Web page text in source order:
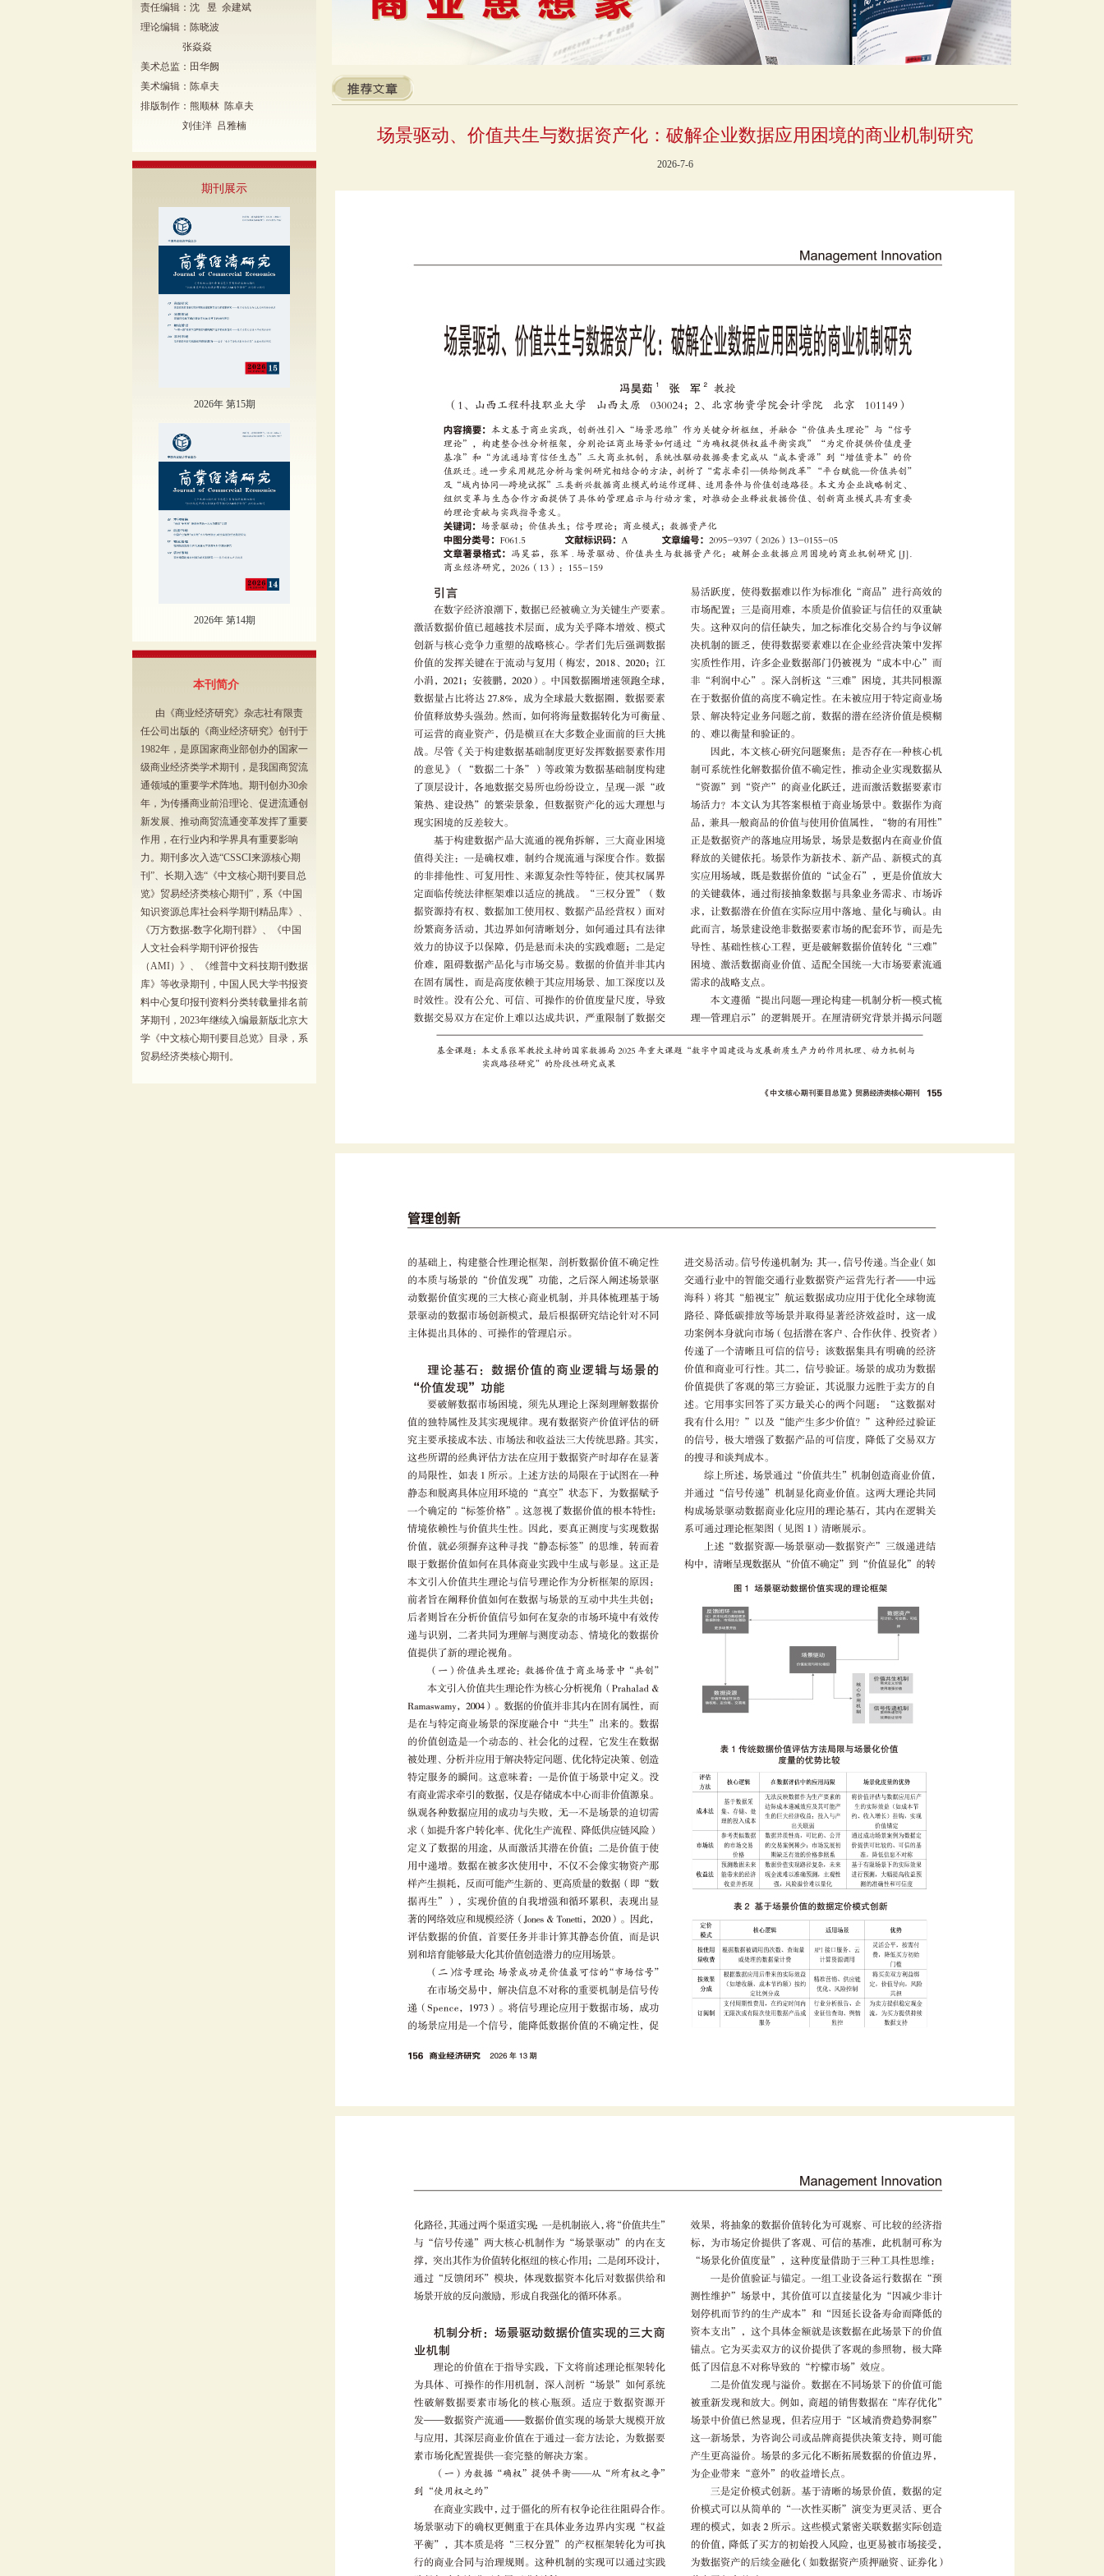
责任编辑：沈 昱 余建斌
理论编辑：陈晓波
张焱焱
美术总监：田华阙
美术编辑：陈卓夫
排版制作：熊顺林 陈卓夫
刘佳洋 吕雅楠
期刊展示
2026年 第15期
2026年 第14期
本刊简介
由《商业经济研究》杂志社有限责
任公司出版的《商业经济研究》创刊于
1982年，是原国家商业部创办的国家一
级商业经济类学术期刊，是我国商贸流
通领域的重要学术阵地。期刊创办30余
年，为传播商业前沿理论、促进流通创
新发展、推动商贸流通变革发挥了重要
作用，在行业内和学界具有重要影响
力。期刊多次入选“CSSCI来源核心期
刊”、长期入选“《中文核心期刊要目总
览》贸易经济类核心期刊”，系《中国
知识资源总库社会科学期刊精品库》、
《万方数据-数字化期刊群》、《中国
人文社会科学期刊评价报告
（AMI）》、《维普中文科技期刊数据
库》等收录期刊，中国人民大学书报资
料中心复印报刊资料分类转载量排名前
茅期刊，2023年继续入编最新版北京大
学《中文核心期刊要目总览》目录，系
贸易经济类核心期刊。
场景驱动、价值共生与数据资产化：破解企业数据应用困境的商业机制研究
2026-7-6